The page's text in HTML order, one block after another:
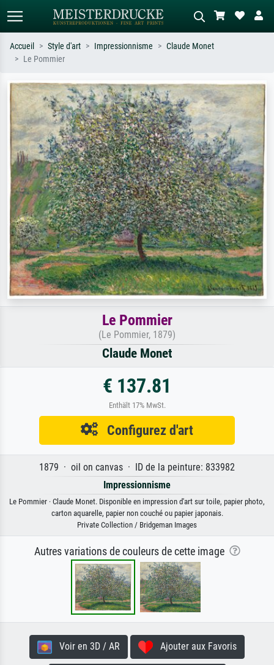
Recherchez par artiste, titre ou style –
ex. Monet, Nuit étoilée,
impressionnisme, vague de Hokusai,
nu.
Décrivez la scène – ex. prairie verte,
abstrait avec beaucoup de rouge,
tableau sombre, nu debout près d'un
arbre.
Accueil Style d'art Impressionnisme
Claude Monet
Le Pommier
Le Pommier
(Le Pommier, 1879)
Claude Monet
€ 137.81
Enthält 17% MwSt.
Configurez d'art
1879 · oil on canvas · ID de la peinture: 833982
Impressionnisme
Le Pommier · Claude Monet. Disponible en impression d'art sur toile, papier photo,
carton aquarelle, papier non couché ou papier japonais.
Private Collection / Bridgeman Images
Autres variations de couleurs de cette image
Voir en 3D / AR Ajouter aux Favoris